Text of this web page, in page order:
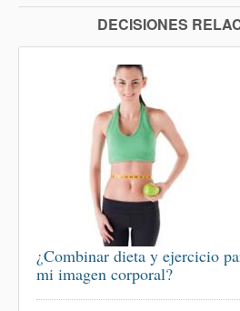
DECISIONES
¿Combinar dieta y ejercicio
mi imagen corporal?